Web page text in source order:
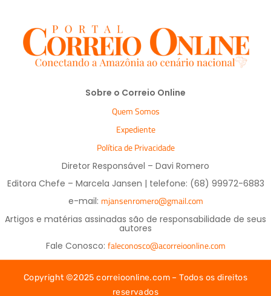
Sobre o Correio Online
Quem Somos
Expediente
Política de Privacidade
Diretor Responsável – Davi Romero
Editora Chefe – Marcela Jansen | telefone: (68) 99972-6883
e-mail: mjansenromero@gmail.com
Artigos e matérias assinadas são de responsabilidade de seus
autores
Fale Conosco: faleconosco@acorreioonline.com
Copyright ©2025 correioonline.com – Todos os direitos
reservados